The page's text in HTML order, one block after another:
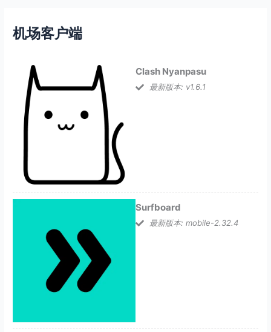
机场客户端
Clash Nyanpasu
最新版本: v1.6.1
Surfboard
最新版本: mobile-2.32.4